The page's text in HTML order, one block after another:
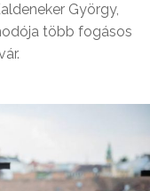
György,
több fogásos